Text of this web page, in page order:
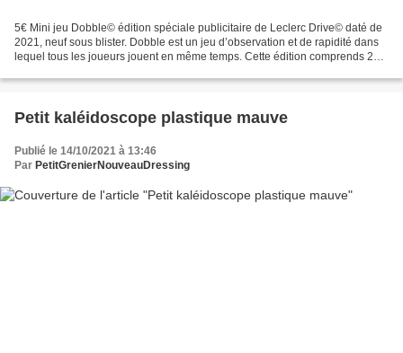
5€ Mini jeu Dobble© édition spéciale publicitaire de Leclerc Drive© daté de
2021, neuf sous blister. Dobble est un jeu d’observation et de rapidité dans
lequel tous les joueurs jouent en même temps. Cette édition comprends 2
Petit kaléidoscope plastique mauve
Publié le 14/10/2021 à 13:46
Par PetitGrenierNouveauDressing